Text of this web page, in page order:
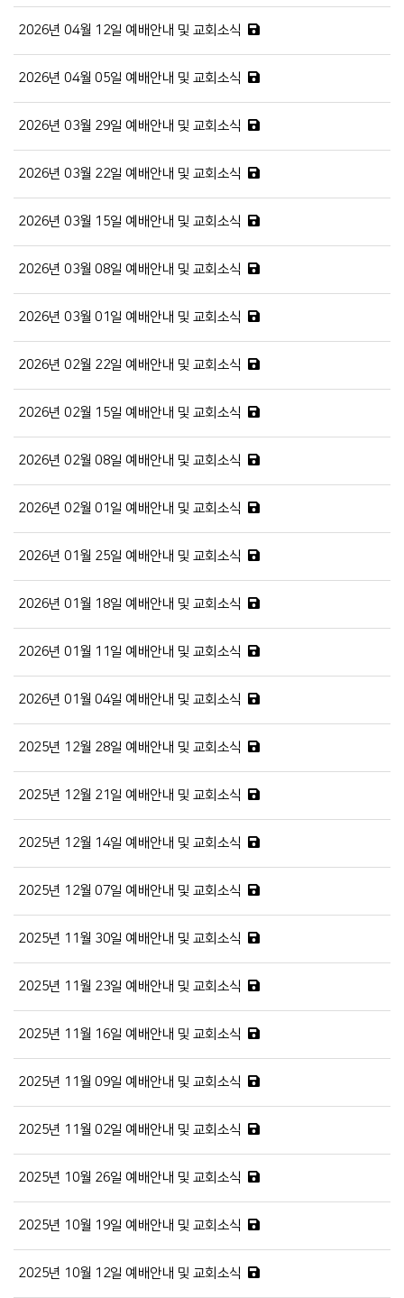
2026년 04월 12일 예배안내 및 교회소식
2026년 04월 05일 예배안내 및 교회소식
2026년 03월 29일 예배안내 및 교회소식
2026년 03월 22일 예배안내 및 교회소식
2026년 03월 15일 예배안내 및 교회소식
2026년 03월 08일 예배안내 및 교회소식
2026년 03월 01일 예배안내 및 교회소식
2026년 02월 22일 예배안내 및 교회소식
2026년 02월 15일 예배안내 및 교회소식
2026년 02월 08일 예배안내 및 교회소식
2026년 02월 01일 예배안내 및 교회소식
2026년 01월 25일 예배안내 및 교회소식
2026년 01월 18일 예배안내 및 교회소식
2026년 01월 11일 예배안내 및 교회소식
2026년 01월 04일 예배안내 및 교회소식
2025년 12월 28일 예배안내 및 교회소식
2025년 12월 21일 예배안내 및 교회소식
2025년 12월 14일 예배안내 및 교회소식
2025년 12월 07일 예배안내 및 교회소식
2025년 11월 30일 예배안내 및 교회소식
2025년 11월 23일 예배안내 및 교회소식
2025년 11월 16일 예배안내 및 교회소식
2025년 11월 09일 예배안내 및 교회소식
2025년 11월 02일 예배안내 및 교회소식
2025년 10월 26일 예배안내 및 교회소식
2025년 10월 19일 예배안내 및 교회소식
2025년 10월 12일 예배안내 및 교회소식